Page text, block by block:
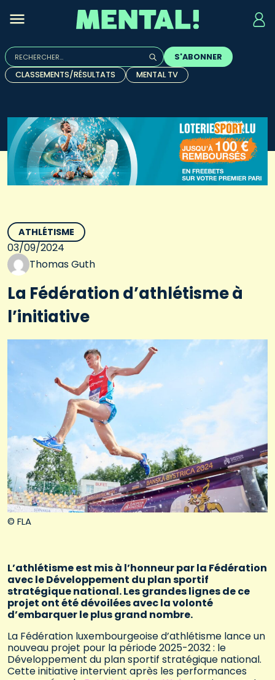
Rechercher :
Quand les résultats de l'auto-complétion sont
S'ABONNER
CLASSEMENTS/RÉSULTATS
MENTAL TV
© FLA
ATHLÉTISME
03/09/2024
Thomas Guth
La Fédération d’athlétisme à
l’initiative
L’athlétisme est mis à l’honneur par la Fédération
avec le Développement du plan sportif
stratégique national. Les grandes lignes de ce
projet ont été dévoilées avec la volonté
d’embarquer le plus grand nombre.
La Fédération luxembourgeoise d’athlétisme lance un
nouveau projet pour la période 2025-2032 : le
Développement du plan sportif stratégique national.
Cette initiative intervient après les performances